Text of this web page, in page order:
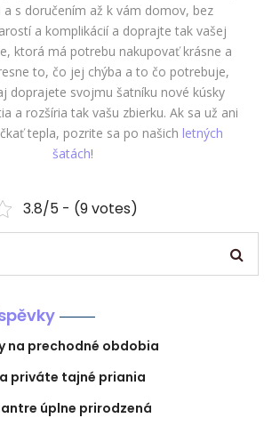
s doručením až k vám domov, bez
a komplikácií a doprajte tak vašej
ktorá má potrebu nakupovať krásne a
to, čo jej chýba a to čo potrebuje,
doprajete svojmu šatníku nové kúsky
a rozšíria tak vašu zbierku. Ak sa už ani
tepla, pozrite sa po našich letných
šatách!
3.8/5 - (9 votes)
na prechodné obdobia
priváte tajné priania
úplne prirodzená